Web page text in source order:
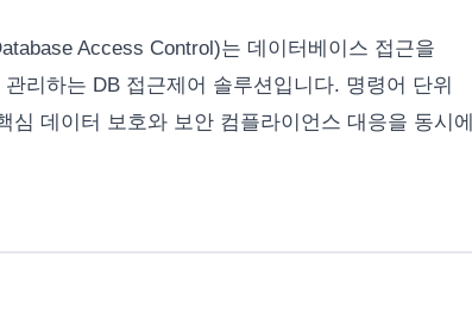
Access Control)는 데이터베이스 접근을
리하는 DB 접근제어 솔루션입니다. 명령어 단위
심 데이터 보호와 보안 컴플라이언스 대응을 동시에